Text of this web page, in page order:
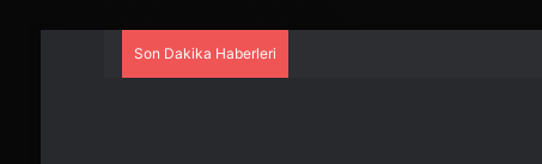
Son Dakika Haberleri